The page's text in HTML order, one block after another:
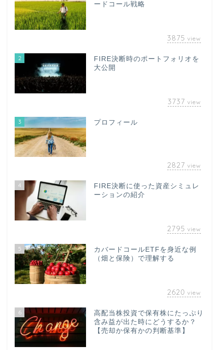
ードコール戦略
3875 view
2
FIRE決断時のポートフォリオを
大公開
3737 view
3 プロフィール
2827 view
4
FIRE決断に使った資産シミュレ
ーションの紹介
2795 view
5
カバードコールETFを身近な例
（畑と保険）で理解する
2620 view
6
高配当株投資で保有株にたっぷり
含み益が出た時にどうするか？
【売却か保有かの判断基準】